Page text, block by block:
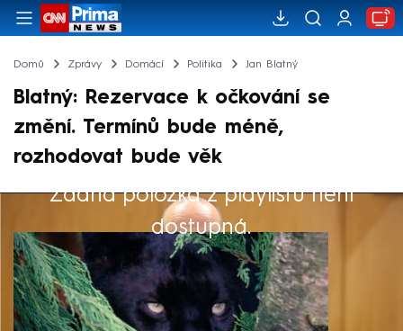
Domů Zprávy Domácí Politika Jan Blatný
Blatný: Rezervace k očkování se
změní. Termínů bude méně,
rozhodovat bude věk
Žádná položka z playlistu není
dostupná.
Výběr redakce